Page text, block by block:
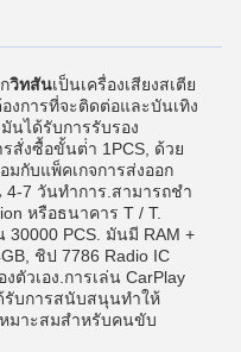
วิทสันเป็นเครื่องเสียงสเตีย
งการที่จะติดต่อและบันเทิง
นได้รับการรับรอง
สั่งซื้อขั้นต่ํา 1PCS, ด้วย
มกับแพ็คเกจการส่งออก
7 วันทําการ.สามารถชํา
หรือธนาคาร T / T.
30000 PCS. มันมี RAM +
ชิป 7786 Radio IC
ตัวเอง.การเล่น CarPlay
รับการสนับสนุนทําให้
หมาะสมสําหรับคนขับ